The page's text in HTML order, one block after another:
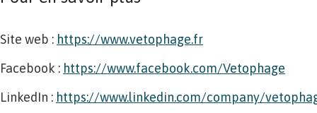
Site web : https://www.vetophage.fr
Facebook : https://www.facebook.com/Vetophage
LinkedIn : https://www.linkedin.com/company/